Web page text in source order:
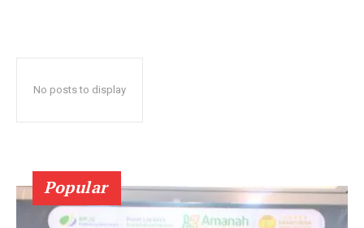
No posts to display
Popular